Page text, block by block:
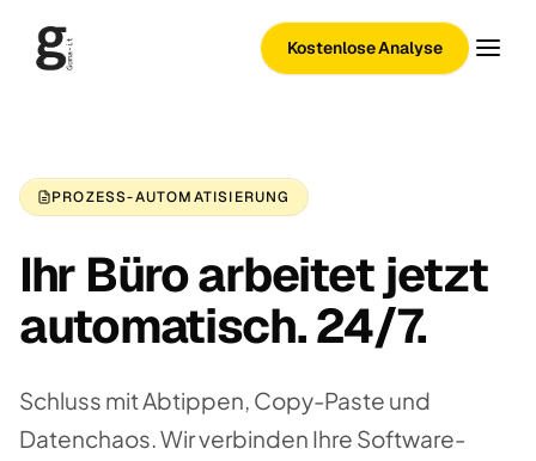
Kostenlose Analyse
PROZESS-AUTOMATISIERUNG
Ihr Büro arbeitet jetzt
automatisch. 24/7.
Schluss mit Abtippen, Copy-Paste und
Datenchaos. Wir verbinden Ihre Software-